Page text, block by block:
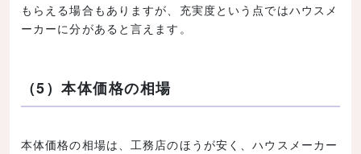
もらえる場合もありますが、充実度という点ではハウスメ
ーカーに分があると言えます。
（5）本体価格の相場
本体価格の相場は、工務店のほうが安く、ハウスメーカー